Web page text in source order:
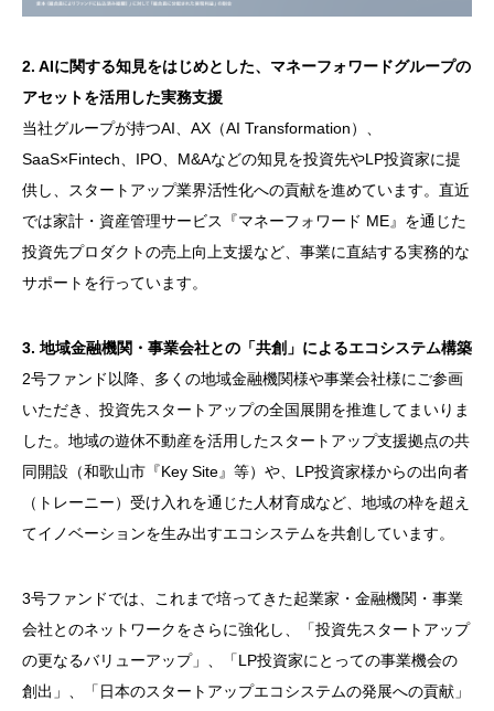
2. AIに関する知見をはじめとした、マネーフォワードグループの
アセットを活用した実務支援
当社グループが持つAI、AX（AI Transformation）、
SaaS×Fintech、IPO、M&Aなどの知見を投資先やLP投資家に提
供し、スタートアップ業界活性化への貢献を進めています。直近
では家計・資産管理サービス『マネーフォワード ME』を通じた
投資先プロダクトの売上向上支援など、事業に直結する実務的な
サポートを行っています。
3. 地域金融機関・事業会社との「共創」によるエコシステム構築
2号ファンド以降、多くの地域金融機関様や事業会社様にご参画
いただき、投資先スタートアップの全国展開を推進してまいりま
した。地域の遊休不動産を活用したスタートアップ支援拠点の共
同開設（和歌山市『Key Site』等）や、LP投資家様からの出向者
（トレーニー）受け入れを通じた人材育成など、地域の枠を超え
てイノベーションを生み出すエコシステムを共創しています。
3号ファンドでは、これまで培ってきた起業家・金融機関・事業
会社とのネットワークをさらに強化し、「投資先スタートアップ
の更なるバリューアップ」、「LP投資家にとっての事業機会の
創出」、「日本のスタートアップエコシステムの発展への貢献」